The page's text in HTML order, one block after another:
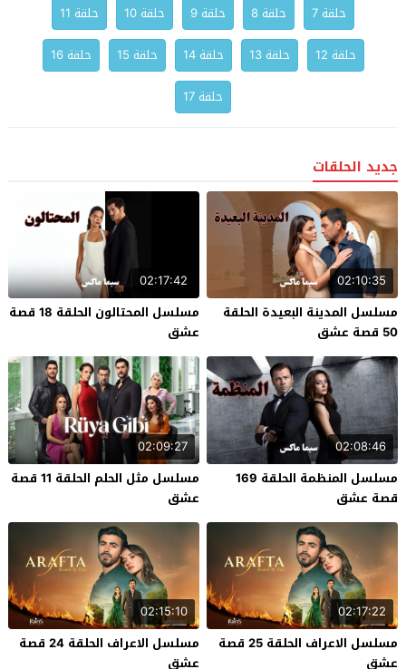
حلقة 7
حلقة 8 حلقة 9 حلقة 10
حلقة 11
حلقة 12
حلقة 13 حلقة 14 حلقة 15
حلقة 16
حلقة 17
جديد الحلقات
02:10:35
مسلسل المدينة البعيدة الحلقة
50 قصة عشق
02:17:42
مسلسل المحتالون الحلقة 18 قصة
عشق
02:08:46
مسلسل المنظمة الحلقة 169
قصة عشق
02:09:27
مسلسل مثل الحلم الحلقة 11 قصة
عشق
02:17:22
مسلسل الاعراف الحلقة 25 قصة
عشق
02:15:10
مسلسل الاعراف الحلقة 24 قصة
عشق